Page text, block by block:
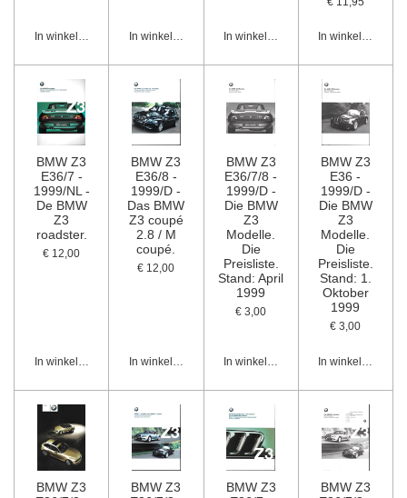
In winkelwagen In winkelwagen In winkelwagen In winkelwagen
BMW Z3
E36/7 -
1999/NL -
De BMW
Z3
roadster.
€ 12,00
In winkelwagen
BMW Z3
E36/8 -
1999/D -
Das BMW
Z3 coupé
2.8 / M
coupé.
€ 12,00
In winkelwagen
BMW Z3
E36/7/8 -
1999/D -
Die BMW
Z3
Modelle.
Die
Preisliste.
Stand: April
1999
€ 3,00
In winkelwagen
BMW Z3
E36 -
1999/D -
Die BMW
Z3
Modelle.
Die
Preisliste.
Stand: 1.
Oktober
1999
€ 3,00
In winkelwagen
BMW Z3
BMW Z3
BMW Z3
BMW Z3